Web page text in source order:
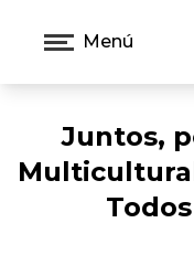
Menú
Juntos,